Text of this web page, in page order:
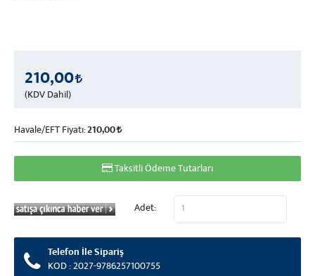
Telefon İle Sipariş
KOD : 2027-9786257100755
210,00
(KDV Dahil)
Havale/EFT Fiyatı:210,00
Taksitli Ödeme Tutarları
Adet: